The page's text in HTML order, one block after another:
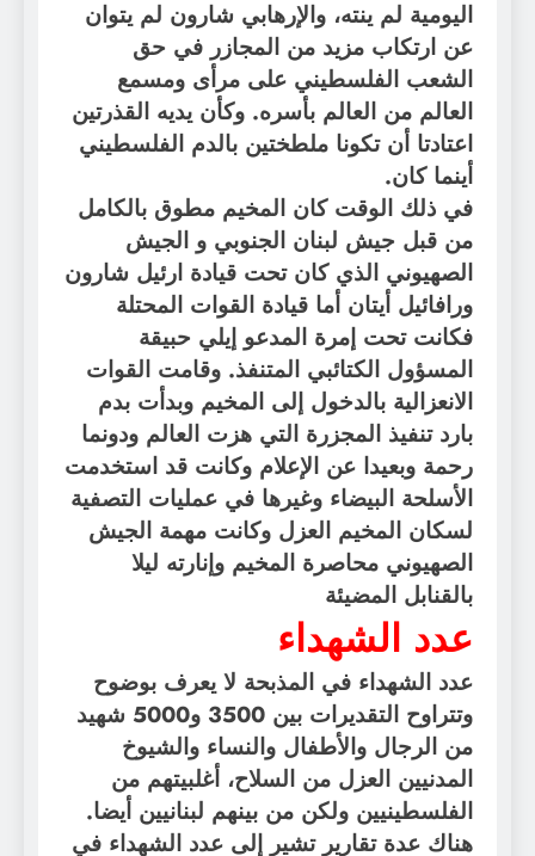
اليومية لم ينته، والإرهابي شارون لم يتوان
عن ارتكاب مزيد من المجازر في حق
الشعب الفلسطيني على مرأى ومسمع
العالم من العالم بأسره. وكأن يديه القذرتين
اعتادتا أن تكونا ملطختين بالدم الفلسطيني
أينما كان.
في ذلك الوقت كان المخيم مطوق بالكامل
من قبل جيش لبنان الجنوبي و الجيش
الصهيوني الذي كان تحت قيادة ارئيل شارون
ورافائيل أيتان أما قيادة القوات المحتلة
فكانت تحت إمرة المدعو إيلي حبيقة
المسؤول الكتائبي المتنفذ. وقامت القوات
الانعزالية بالدخول إلى المخيم وبدأت بدم
بارد تنفيذ المجزرة التي هزت العالم ودونما
رحمة وبعيدا عن الإعلام وكانت قد استخدمت
الأسلحة البيضاء وغيرها في عمليات التصفية
لسكان المخيم العزل وكانت مهمة الجيش
الصهيوني محاصرة المخيم وإنارته ليلا
بالقنابل المضيئة
عدد الشهداء
عدد الشهداء في المذبحة لا يعرف بوضوح
وتتراوح التقديرات بين 3500 و5000 شهيد
من الرجال والأطفال والنساء والشيوخ
المدنيين العزل من السلاح، أغلبيتهم من
الفلسطينيين ولكن من بينهم لبنانيين أيضا.
هناك عدة تقارير تشير إلى عدد الشهداء في